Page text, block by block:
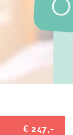
€ 247,-